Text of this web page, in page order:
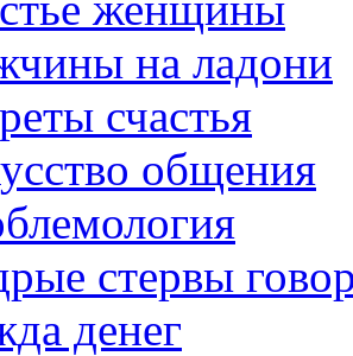
на ладони
счастья
общения
стервы
денег